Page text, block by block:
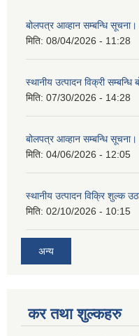
बोलपत्र आव्हान सम्बन्धि सूचना।
मिति: 08/04/2026 - 11:28
स्थानीय उत्पादन विक्री
मिति: 07/30/2026 - 14:28
बोलपत्र आव्हान सम्बन्धि सूचना।
मिति: 04/06/2026 - 12:05
स्थानीय उत्पादन विक्रि शुल्क
मिति: 02/10/2026 - 10:15
अन्य
कर तथा शुल्कहरु